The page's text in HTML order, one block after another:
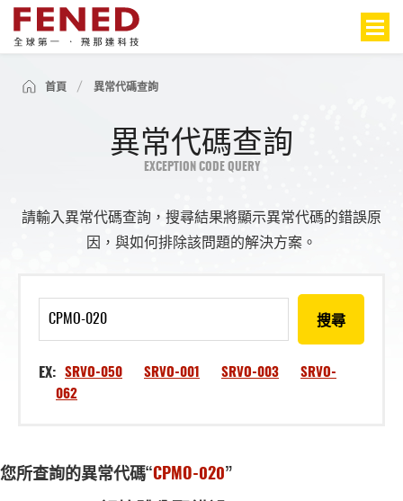
首頁 異常代碼查詢
異常代碼查詢
EXCEPTION CODE QUERY
請輸入異常代碼查詢，搜尋結果將顯示異常代碼的錯誤原
因，與如何排除該問題的解決方案。
搜尋
EX: SRVO-050 SRVO-001 SRVO-003
SRVO-
062
您所查詢的異常代碼“CPMO-020”